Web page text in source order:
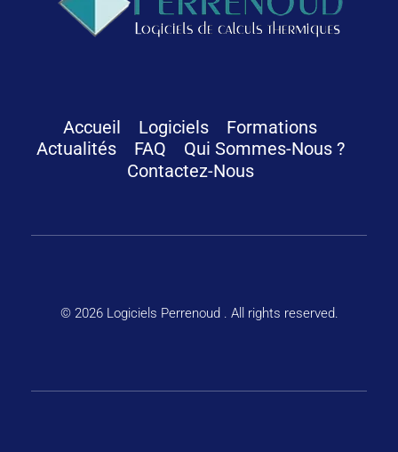
Accueil Logiciels
Formations
Actualités
FAQ
Qui Sommes-Nous ?
Contactez-Nous
© 2026 Logiciels Perrenoud . All rights reserved.